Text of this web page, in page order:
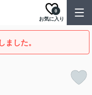
お気に入り
0
ました。